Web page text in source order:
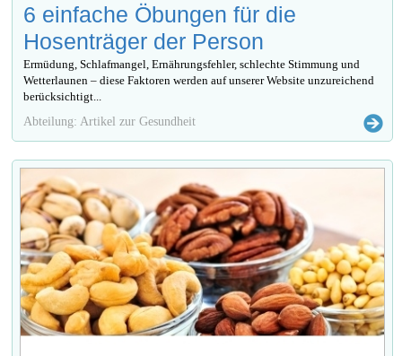
6 einfache Öbungen für die
Hosenträger der Person
Ermüdung, Schlafmangel, Ernährungsfehler, schlechte Stimmung und
Wetterlaunen – diese Faktoren werden auf unserer Website unzureichend
berücksichtigt...
Abteilung: Artikel zur Gesundheit